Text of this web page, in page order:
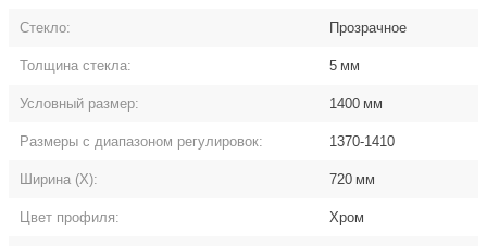
Стекло: Прозрачное
Толщина стекла: 5 мм
Условный размер: 1400 мм
Размеры с диапазоном регулировок: 1370-1410
Ширина (Х): 720 мм
Цвет профиля: Хром